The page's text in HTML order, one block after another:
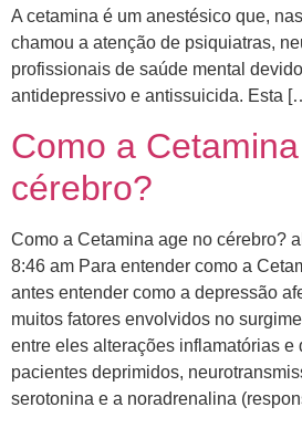
A cetamina é um anestésico que,
chamou a atenção de psiquiatras,
profissionais de saúde mental
antidepressivo e antissuicida. Esta
Como a
cérebro?
Como a Cetamina age no cérebro?
8:46 am Para entender como a
antes entender como a depressão
muitos fatores envolvidos no
entre eles alterações inflamatórias e
pacientes deprimidos,
serotonina e a noradrenalina